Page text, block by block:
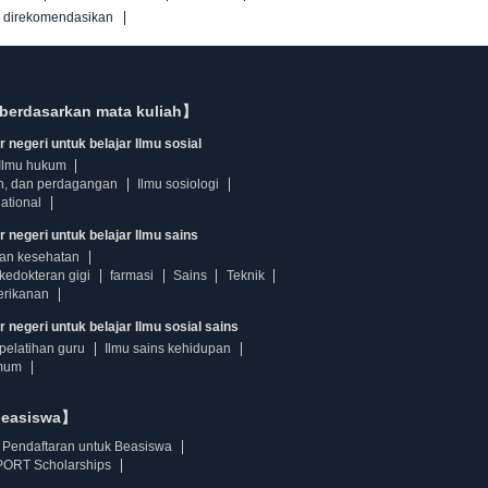
mata kuliah】
negeri untuk belajar Ilmu sosial
hukum
dan perdagangan
Ilmu sosiologi
negeri untuk belajar Ilmu sains
kesehatan
gigi
farmasi Sains
Teknik
negeri untuk belajar Ilmu sosial sains
guru
Ilmu sains kehidupan
】
Pendaftaran untuk Beasiswa
Scholarships